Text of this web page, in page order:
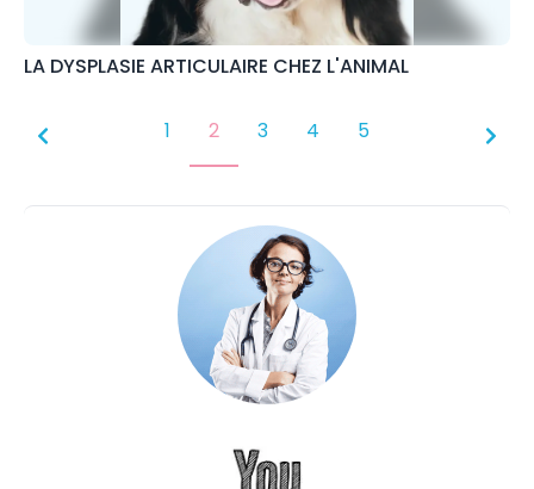
LA DYSPLASIE ARTICULAIRE CHEZ L'ANIMAL
1 2 3 4 5